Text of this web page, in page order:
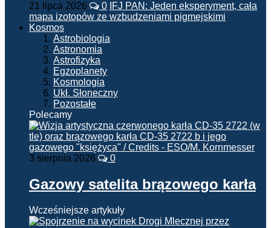
21 lipca 2026 0 IFJ PAN: Jeden eksperyment, cała
mapa izotopów ze wzbudzeniami pigmejskimi
Kosmos
Astrobiologia
Astronomia
Astrofizyka
Egzoplanety
Kosmologia
Ukł. Słoneczny
Pozostałe
Polecamy
3 sierpnia 2026 0
Gazowy satelita brązowego karła
Wcześniejsze artykuły